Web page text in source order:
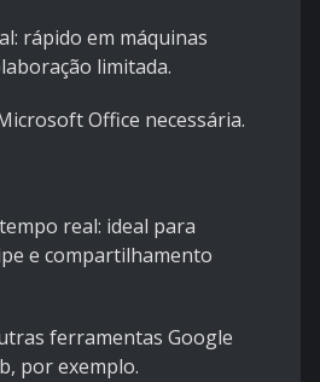
rápido em máquinas
limitada.
Office necessária.
real: ideal para
e compartilhamento
ferramentas Google
por exemplo.